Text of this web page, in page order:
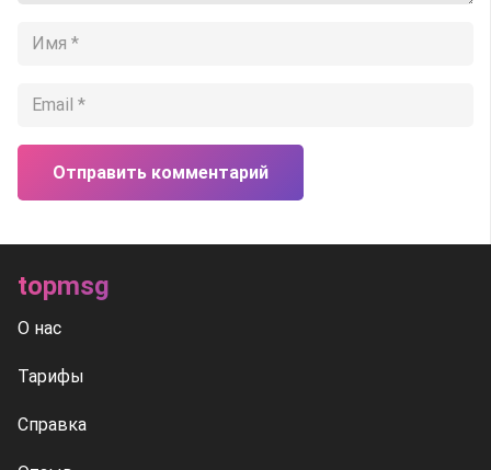
Отправить комментарий
topmsg
О нас
Тарифы
Справка